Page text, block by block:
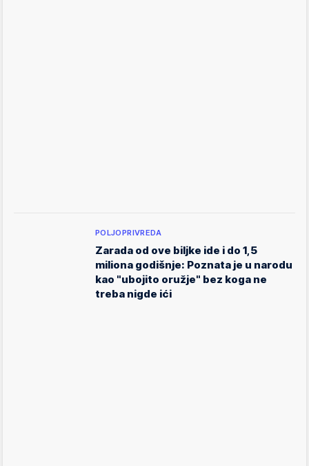
POLJOPRIVREDA
Zarada od ove biljke ide i do 1,5
miliona godišnje: Poznata je u narodu
kao "ubojito oružje" bez koga ne
treba nigde ići